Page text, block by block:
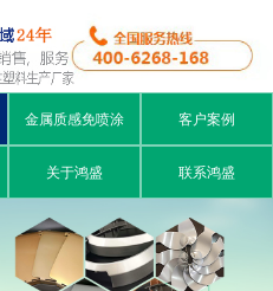
金属质感免喷涂 客户案例
关于鸿盛 联系鸿盛